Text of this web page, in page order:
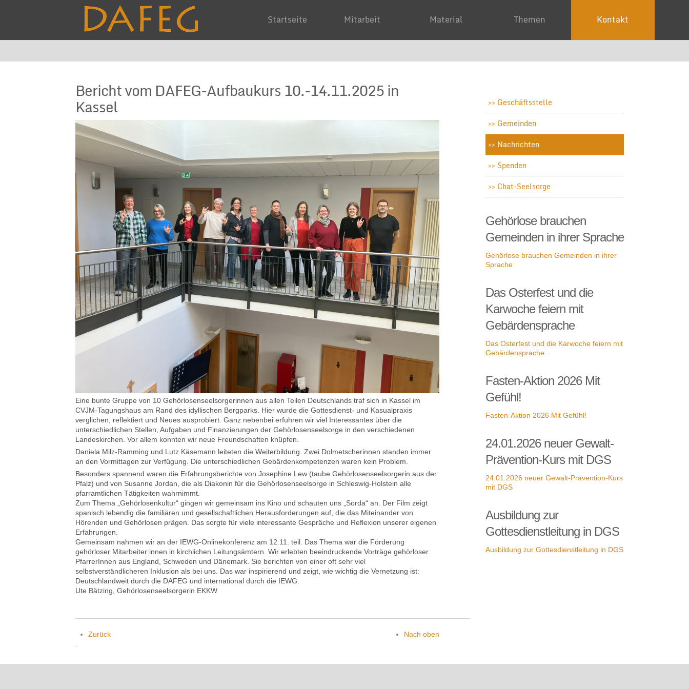
Startseite Mitarbeit Material Themen Kontakt
Bericht vom DAFEG-Aufbaukurs 10.-14.11.2025 in
Kassel
Eine bunte Gruppe von 10 Gehörlosenseelsorgerinnen aus allen Teilen Deutschlands traf sich in Kassel im
CVJM-Tagungshaus am Rand des idyllischen Bergparks. Hier wurde die Gottesdienst- und Kasualpraxis
verglichen, reflektiert und Neues ausprobiert. Ganz nebenbei erfuhren wir viel Interessantes über die
unterschiedlichen Stellen, Aufgaben und Finanzierungen der Gehörlosenseelsorge in den verschiedenen
Landeskirchen. Vor allem konnten wir neue Freundschaften knüpfen.
Daniela Milz-Ramming und Lutz Käsemann leiteten die Weiterbildung. Zwei Dolmetscherinnen standen immer
an den Vormittagen zur Verfügung. Die unterschiedlichen Gebärdenkompetenzen waren kein Problem.
Besonders spannend waren die Erfahrungsberichte von Josephine Lew (taube Gehörlosenseelsorgerin aus der
Pfalz) und von Susanne Jordan, die als Diakonin für die Gehörlosenseelsorge in Schleswig-Holstein alle
pfarramtlichen Tätigkeiten wahrnimmt.
Zum Thema „Gehörlosenkultur“ gingen wir gemeinsam ins Kino und schauten uns „Sorda“ an. Der Film zeigt
spanisch lebendig die familiären und gesellschaftlichen Herausforderungen auf, die das Miteinander von
Hörenden und Gehörlosen prägen. Das sorgte für viele interessante Gespräche und Reflexion unserer eigenen
Erfahrungen.
Gemeinsam nahmen wir an der IEWG-Onlinekonferenz am 12.11. teil. Das Thema war die Förderung
gehörloser Mitarbeiter:innen in kirchlichen Leitungsämtern. Wir erlebten beeindruckende Vorträge gehörloser
PfarrerInnen aus England, Schweden und Dänemark. Sie berichten von einer oft sehr viel
selbstverständlicheren Inklusion als bei uns. Das war inspirierend und zeigt, wie wichtig die Vernetzung ist:
Deutschlandweit durch die DAFEG und international durch die IEWG.
Ute Bätzing, Gehörlosenseelsorgerin EKKW
Zurück
Nach oben
Geschäftsstelle
Gemeinden
Nachrichten
Spenden
Chat-Seelsorge
Gehörlose brauchen
Gemeinden in ihrer Sprache
Gehörlose brauchen Gemeinden in ihrer
Sprache
Das Osterfest und die
Karwoche feiern mit
Gebärdensprache
Das Osterfest und die Karwoche feiern mit
Gebärdensprache
Fasten-Aktion 2026 Mit
Gefühl!
Fasten-Aktion 2026 Mit Gefühl!
24.01.2026 neuer Gewalt-
Prävention-Kurs mit DGS
24.01.2026 neuer Gewalt-Prävention-Kurs
mit DGS
Ausbildung zur
Gottesdienstleitung in DGS
Ausbildung zur Gottesdienstleitung in DGS